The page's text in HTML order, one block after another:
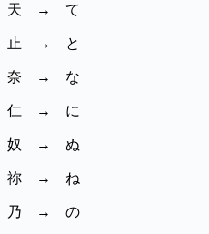
天 → て
止 → と
奈 → な
仁 → に
奴 → ぬ
祢 → ね
乃 → の